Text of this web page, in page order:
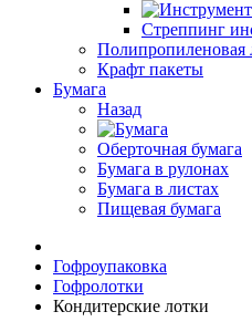
Стреппинг
Полипропиленовая
Крафт пакеты
Бумага
Назад
Оберточная бумага
Бумага в рулонах
Бумага в листах
Пищевая бумага
Гофроупаковка
Гофролотки
Кондитерские лотки